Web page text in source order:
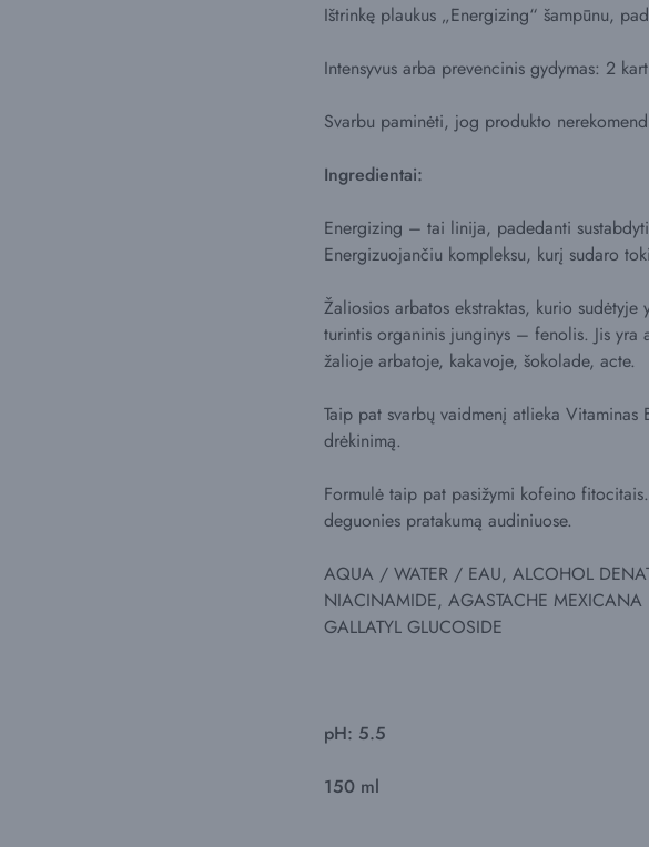
Ištrinkę plaukus „Energizing“ šampūnu,
Intensyvus arba prevencinis gydymas: 2
Svarbu paminėti, jog produkto
Ingredientai:
Energizing – tai linija, padedanti
Energizuojančiu kompleksu, kurį sudaro
Žaliosios arbatos ekstraktas, kurio
turintis organinis junginys – fenolis. Jis yra
žalioje arbatoje, kakavoje, šokolade, acte.
Taip pat svarbų vaidmenį atlieka
drėkinimą.
Formulė taip pat pasižymi kofeino
deguonies pratakumą audiniuose.
AQUA / WATER / EAU, ALCOHOL
NIACINAMIDE, AGASTACHE MEXICANA
GALLATYL GLUCOSIDE
pH: 5.5
150 ml